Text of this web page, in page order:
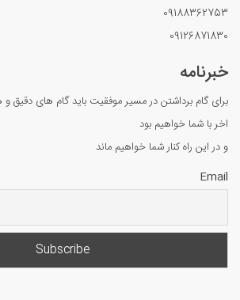
09188362753
09126871830
خبرنامه
برای گام برداشتن در مسیر موفقیت باید گام های دقیق و
اخر با شما خواهیم بود
و در این راه کنار شما خواهیم ماند
Email